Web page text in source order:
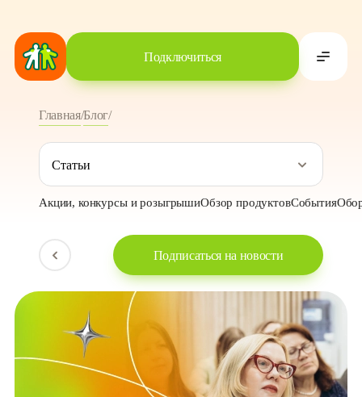
Подключиться
Главная/Блог/
Статьи
Акции, конкурсы и розыгрышиОбзор продуктовСобытия
Подписаться на новости